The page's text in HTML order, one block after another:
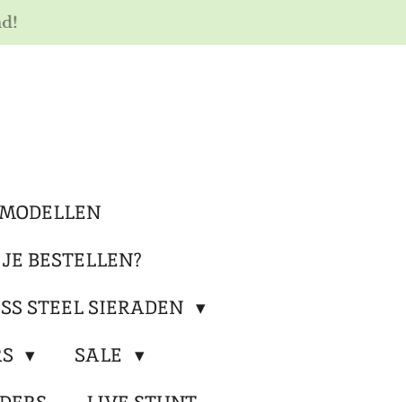
BESTELLEN?
STEEL SIERADEN
SALE